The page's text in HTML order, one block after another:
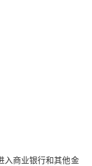
入商业银行和其他金